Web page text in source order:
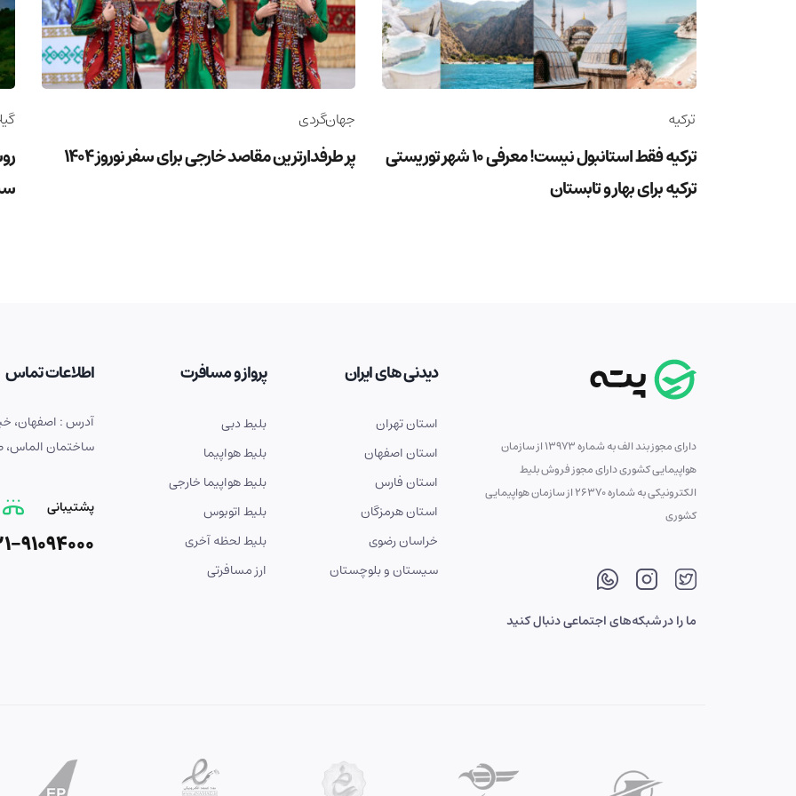
ترکیه
ترکیه فقط استانبول نیست! معرفی 10 شهر توریستی
ترکیه برای بهار و تابستان
جهان‌گردی
پر طرفدارترین مقاصد خارجی برای سفر نوروز 1404
دارای مجوز بند الف به شماره 13973 از سازمان
هواپیمایی کشوری دارای مجوز فروش بلیط
الکترونیکی به شماره 26370 از سازمان هواپیمایی
کشوری
ما را در شبکه‌های اجتماعی دنبال کنید
دیدنی های ایران
استان تهران
استان اصفهان
استان فارس
استان هرمزگان
خراسان رضوی
سیستان و بلوچستان
پرواز و مسافرت
بلیط دبی
بلیط هواپیما
بلیط هواپیما خارجی
بلیط اتوبوس
بلیط لحظه آخری
ارز مسافرتی
اطلاعات تماس
ساختمان الماس،
پشتیبانی
91094000